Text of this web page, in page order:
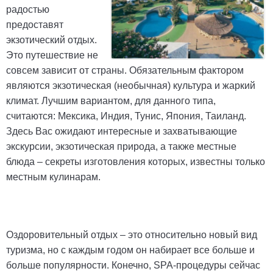
радостью
предоставят
экзотический отдых.
Это путешествие не
совсем зависит от страны. Обязательным фактором
являются экзотическая (необычная) культура и жаркий
климат. Лучшим вариантом, для данного типа,
считаются: Мексика, Индия, Тунис, Япония, Таиланд.
Здесь Вас ожидают интересные и захватывающие
экскурсии, экзотическая природа, а также местные
блюда – секреты изготовления которых, известны только
местным кулинарам.
Оздоровительный отдых – это относительно новый вид
туризма, но с каждым годом он набирает все больше и
больше популярности. Конечно, SPA-процедуры сейчас